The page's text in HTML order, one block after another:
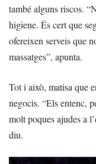
també alguns riscos.
higiene. És cert que
ofereixen serveis que
massatges”, apunta.
Tot i això, matisa que
negocis. “Els entenc,
molt poques ajudes a
diu.